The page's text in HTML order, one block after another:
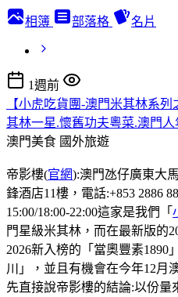
相簿 部落格 名片
1週前
【小虎吃貨團-澳門米其林系
其林一星.懷舊功夫粵菜.澳門
澳門美食 國外旅遊
帝影樓(官網):澳門氹仔廣東大
鋒酒店11樓，電話:+853 2886
15:00/18:00-22:00這家是我們「
門星級米其林，而在最新版的
2026新入榜的「當奧豐素1890
川」，並且有機會在今年12月
先直接說帝影樓的結論:以份量